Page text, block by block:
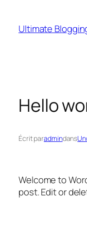
contenu
Ultimate
Hello
Écrit paradmindans
Welcome to
post. Edit or